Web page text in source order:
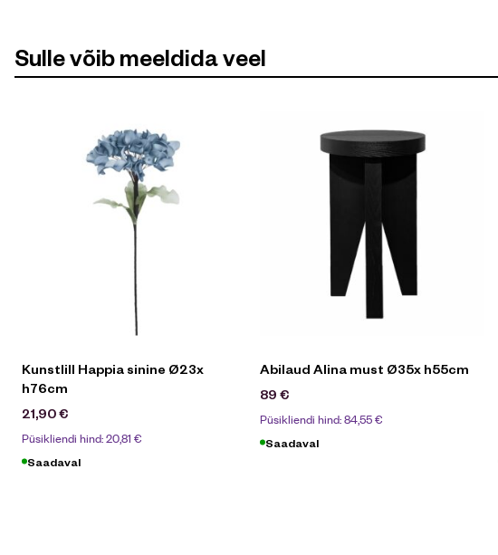
Sulle võib meeldida veel
Kunstlill Happia sinine Ø23x
h76cm
21,90€
Püsikliendi hind:20,81 €
Saadaval
Abilaud Alina must Ø35x h55cm
89 €
Püsikliendi hind:84,55€
Saadaval